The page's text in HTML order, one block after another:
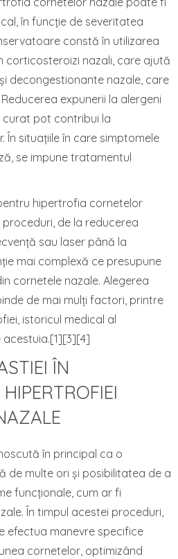
în funcție de severitatea
constă în utilizarea
corticosteroizi nazali, care ajută
decongestionante nazale, care
expunerii la alergeni
curat pot contribui la
În situațiile în care simptomele
se impune tratamentul
hipertrofia cornetelor
de la reducerea
sau laser până la
mai complexă ce presupune
cornetele nazale. Alegerea
de mai mulți factori, printre
istoricul medical al
acestuia.[1][3][4]
ÎN
în principal ca o
de multe ori și posibilitatea de a
funcționale, cum ar fi
În timpul acestei proceduri,
efectua manevre specifice
cornetelor, optimizând